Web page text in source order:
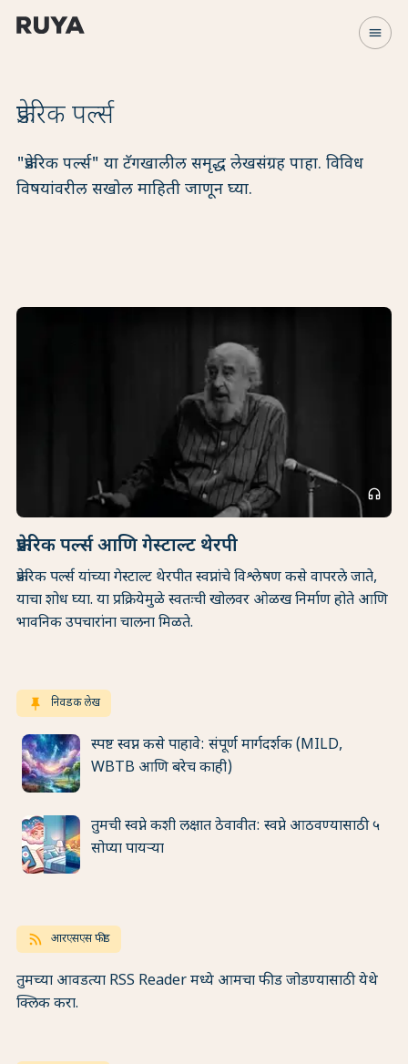
menu
फ्रेडरिक पर्ल्स
"फ्रेडरिक पर्ल्स" या टॅगखालील समृद्ध लेखसंग्रह पाहा. विविध
विषयांवरील सखोल माहिती जाणून घ्या.
headphones
फ्रेडरिक पर्ल्स आणि गेस्टाल्ट थेरपी
फ्रेडरिक पर्ल्स यांच्या गेस्टाल्ट थेरपीत स्वप्नांचे विश्लेषण कसे वापरले जाते,
याचा शोध घ्या. या प्रक्रियेमुळे स्वतःची खोलवर ओळख निर्माण होते आणि
भावनिक उपचारांना चालना मिळते.
keep निवडक लेख
स्पष्ट स्वप्न कसे पाहावे: संपूर्ण मार्गदर्शक (MILD,
WBTB आणि बरेच काही)
तुमची स्वप्ने कशी लक्षात ठेवावीत: स्वप्ने आठवण्यासाठी ५
सोप्या पायऱ्या
rss_feed आरएसएस फीड
तुमच्या आवडत्या RSS Reader मध्ये आमचा फीड जोडण्यासाठी येथे
क्लिक करा.